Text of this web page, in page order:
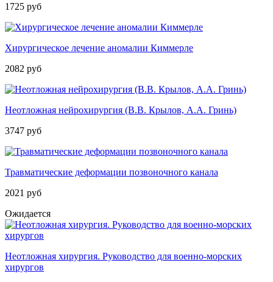
1725 руб
Хирургическое лечение аномалии Киммерле
2082 руб
Неотложная нейрохирургия (В.В. Крылов, А.А. Гринь)
3747 руб
Травматические деформации позвоночного канала
2021 руб
Ожидается
Неотложная хирургия. Руководство для военно-морских
хирургов